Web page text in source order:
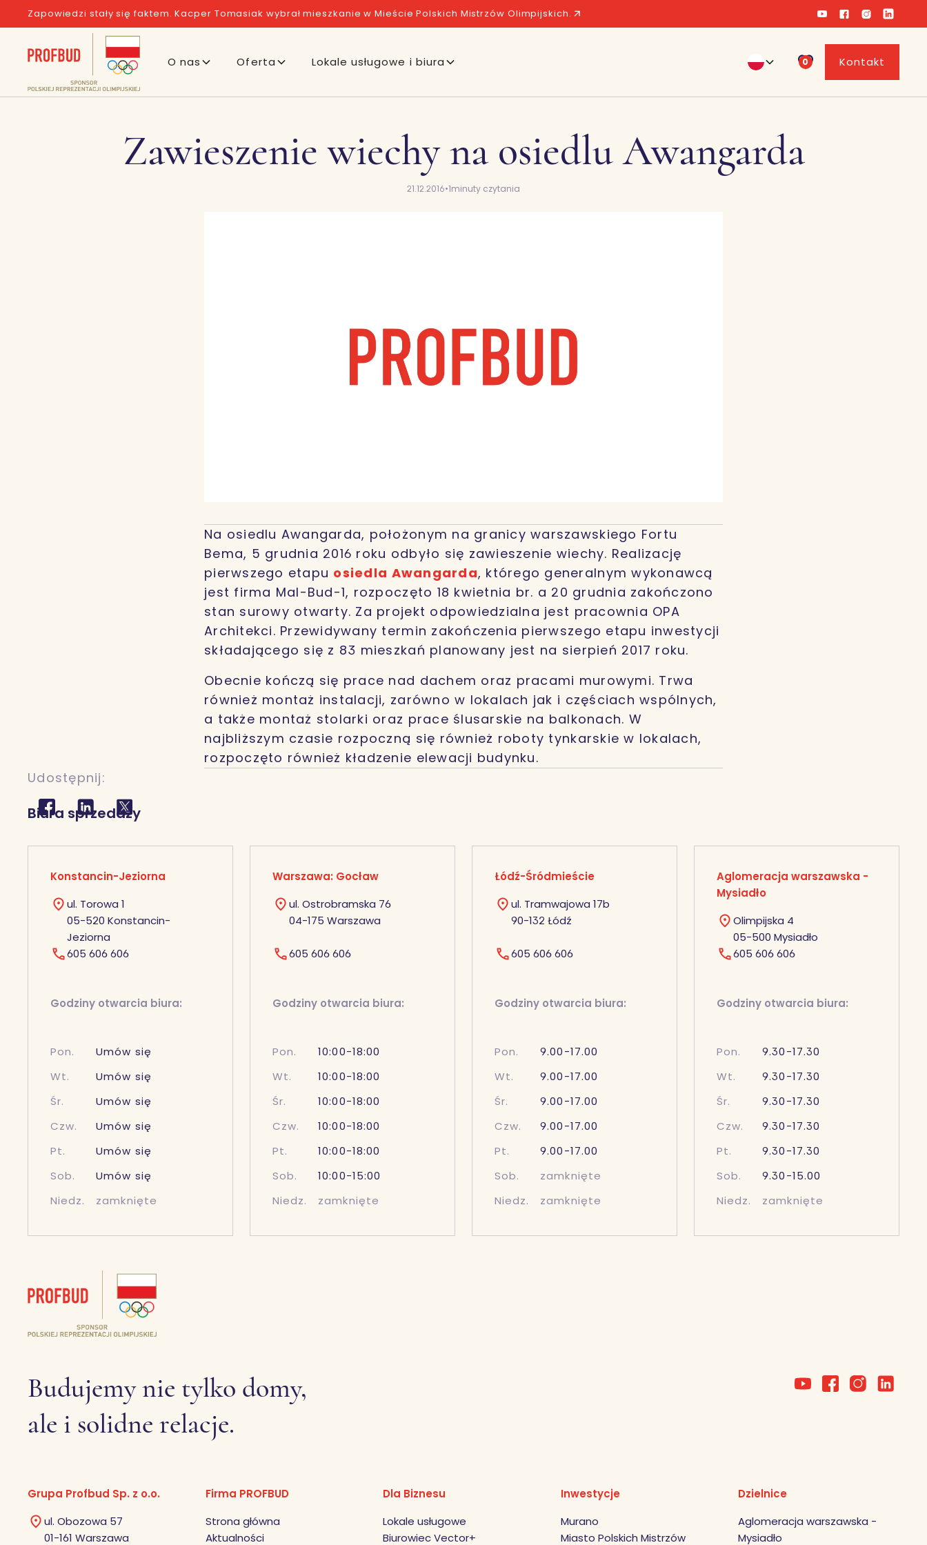
Zapowiedzi stały się faktem. Kacper Tomasiak wybrał mieszkanie w Mieście Polskich Mistrzów Olimpijskich.
O nas Oferta Lokale usługowe i biura 0 Kontakt
Zawieszenie wiechy na osiedlu Awangarda
21.12.2016•1minuty czytania
Na osiedlu Awangarda, położonym na granicy warszawskiego Fortu
Bema, 5 grudnia 2016 roku odbyło się zawieszenie wiechy. Realizację
pierwszego etapu osiedla Awangarda, którego generalnym wykonawcą
jest firma Mal-Bud-1, rozpoczęto 18 kwietnia br. a 20 grudnia zakończono
stan surowy otwarty. Za projekt odpowiedzialna jest pracownia OPA
Architekci. Przewidywany termin zakończenia pierwszego etapu inwestycji
składającego się z 83 mieszkań planowany jest na sierpień 2017 roku.
Obecnie kończą się prace nad dachem oraz pracami murowymi. Trwa
również montaż instalacji, zarówno w lokalach jak i częściach wspólnych,
a także montaż stolarki oraz prace ślusarskie na balkonach. W
najbliższym czasie rozpoczną się również roboty tynkarskie w lokalach,
rozpoczęto również kładzenie elewacji budynku.
Udostępnij:
Biura sprzedaży
Konstancin-Jeziorna
ul. Torowa 1
05-520 Konstancin-
Jeziorna
605 606 606
Godziny otwarcia biura:
Pon.
Umów się
Wt.
Umów się
Śr.
Umów się
Czw.
Umów się
Pt.
Umów się
Sob.
Umów się
Niedz.
zamknięte
Warszawa: Gocław
ul. Ostrobramska 76
04-175 Warszawa
605 606 606
Godziny otwarcia biura:
Pon.
10:00-18:00
Wt.
10:00-18:00
Śr.
10:00-18:00
Czw.
10:00-18:00
Pt.
10:00-18:00
Sob.
10:00-15:00
Niedz.
zamknięte
Łódź-Śródmieście
ul. Tramwajowa 17b
90-132 Łódź
605 606 606
Godziny otwarcia biura:
Pon.
9.00-17.00
Wt.
9.00-17.00
Śr.
9.00-17.00
Czw.
9.00-17.00
Pt.
9.00-17.00
Sob.
zamknięte
Niedz.
zamknięte
Aglomeracja warszawska -
Mysiadło
Olimpijska 4
05-500 Mysiadło
605 606 606
Godziny otwarcia biura:
Pon.
9.30-17.30
Wt.
9.30-17.30
Śr.
9.30-17.30
Czw.
9.30-17.30
Pt.
9.30-17.30
Sob.
9.30-15.00
Niedz.
zamknięte
Budujemy nie tylko domy,
ale i solidne relacje.
Grupa Profbud Sp. z o.o.
ul. Obozowa 57
01-161 Warszawa
Firma PROFBUD
Strona główna
Aktualności
Dla Biznesu
Lokale usługowe
Biurowiec Vector+
Inwestycje
Murano
Miasto Polskich Mistrzów
Dzielnice
Aglomeracja warszawska -
Mysiadło